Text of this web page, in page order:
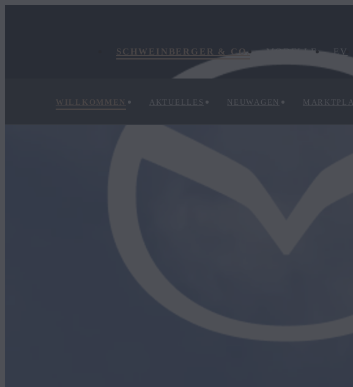
SCHWEINBERGER & CO. MODELLE EV
WILLKOMMEN AKTUELLES NEUWAGEN